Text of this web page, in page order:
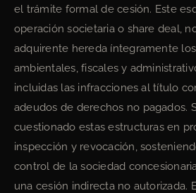
el trámite formal de cesión. Este
operación societaria o share deal,
adquirente hereda íntegramente
ambientales, fiscales y
incluidas las infracciones al título
adeudos de derechos no pagados.
cuestionado estas estructuras en
inspección y revocación,
control de la sociedad
una cesión indirecta no autorizada.